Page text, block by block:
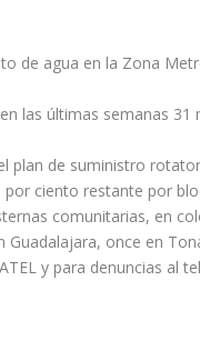
de agua en la Zona
las últimas semanas
plan de suministro
ciento restante por
comunitarias, en
Guadalajara, once en
y para denuncias al